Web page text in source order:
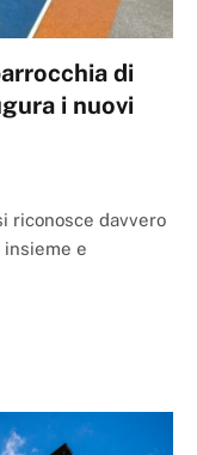
di
i nuovi
riconosce davvero
insieme e